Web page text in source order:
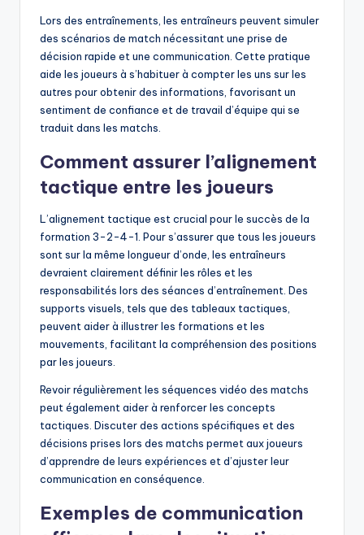
Lors des entraînements, les entraîneurs peuvent simuler
des scénarios de match nécessitant une prise de
décision rapide et une communication. Cette pratique
aide les joueurs à s’habituer à compter les uns sur les
autres pour obtenir des informations, favorisant un
sentiment de confiance et de travail d’équipe qui se
traduit dans les matchs.
Comment assurer l’alignement
tactique entre les joueurs
L’alignement tactique est crucial pour le succès de la
formation 3-2-4-1. Pour s’assurer que tous les joueurs
sont sur la même longueur d’onde, les entraîneurs
devraient clairement définir les rôles et les
responsabilités lors des séances d’entraînement. Des
supports visuels, tels que des tableaux tactiques,
peuvent aider à illustrer les formations et les
mouvements, facilitant la compréhension des positions
par les joueurs.
Revoir régulièrement les séquences vidéo des matchs
peut également aider à renforcer les concepts
tactiques. Discuter des actions spécifiques et des
décisions prises lors des matchs permet aux joueurs
d’apprendre de leurs expériences et d’ajuster leur
communication en conséquence.
Exemples de communication